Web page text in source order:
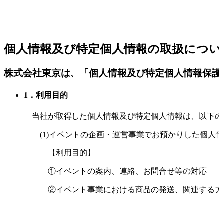
個人情報及び特定個人情報の取扱につ
株式会社東京は、「個人情報及び特定個人情報保
1．利用目的
当社が取得した個人情報及び特定個人情報は、以下
(1)イベントの企画・運営事業でお預かりした個人
【利用目的】
①イベントの案内、連絡、お問合せ等の対応
②イベント事業における商品の発送、関連する